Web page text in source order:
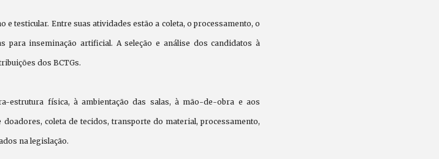
e testicular. Entre suas atividades estão a coleta, o processamento, o
para inseminação artificial. A seleção e análise dos candidatos à
dos BCTGs.
estrutura física, à ambientação das salas, à mão-de-obra e aos
coleta de tecidos, transporte do material, processamento,
na legislação.